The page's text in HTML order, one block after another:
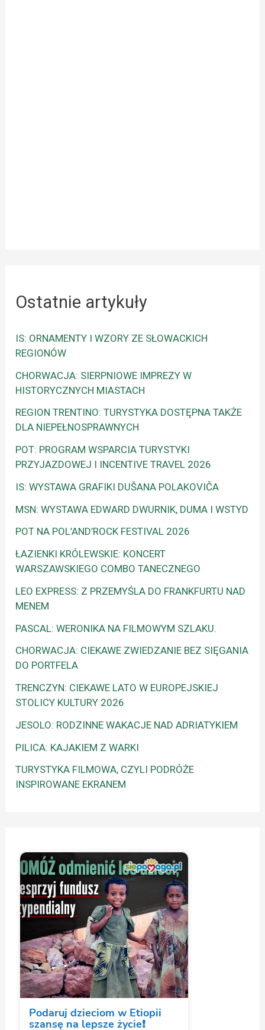
Ostatnie artykuły
IS: ORNAMENTY I WZORY ZE SŁOWACKICH
REGIONÓW
CHORWACJA: SIERPNIOWE IMPREZY W
HISTORYCZNYCH MIASTACH
REGION TRENTINO: TURYSTYKA DOSTĘPNA TAKŻE
DLA NIEPEŁNOSPRAWNYCH
POT: PROGRAM WSPARCIA TURYSTYKI
PRZYJAZDOWEJ I INCENTIVE TRAVEL 2026
IS: WYSTAWA GRAFIKI DUŠANA POLAKOVIČA
MSN: WYSTAWA EDWARD DWURNIK, DUMA I WSTYD
POT NA POL’AND’ROCK FESTIVAL 2026
ŁAZIENKI KRÓLEWSKIE: KONCERT
WARSZAWSKIEGO COMBO TANECZNEGO
LEO EXPRESS: Z PRZEMYŚLA DO FRANKFURTU NAD
MENEM
PASCAL: WERONIKA NA FILMOWYM SZLAKU.
CHORWACJA: CIEKAWE ZWIEDZANIE BEZ SIĘGANIA
DO PORTFELA
TRENCZYN: CIEKAWE LATO W EUROPEJSKIEJ
STOLICY KULTURY 2026
JESOLO: RODZINNE WAKACJE NAD ADRIATYKIEM
PILICA: KAJAKIEM Z WARKI
TURYSTYKA FILMOWA, CZYLI PODRÓŻE
INSPIROWANE EKRANEM